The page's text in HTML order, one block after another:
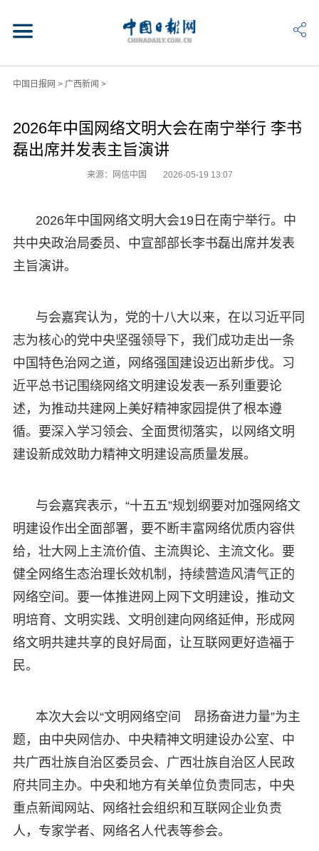
中国日报网 > 广西新闻 >
2026年中国网络文明大会在南宁举行 李书
磊出席并发表主旨演讲
来源：网信中国 2026-05-19 13:07
2026年中国网络文明大会19日在南宁举行。中
共中央政治局委员、中宣部部长李书磊出席并发表
主旨演讲。
与会嘉宾认为，党的十八大以来，在以习近平同
志为核心的党中央坚强领导下，我们成功走出一条
中国特色治网之道，网络强国建设迈出新步伐。习
近平总书记围绕网络文明建设发表一系列重要论
述，为推动共建网上美好精神家园提供了根本遵
循。要深入学习领会、全面贯彻落实，以网络文明
建设新成效助力精神文明建设高质量发展。
与会嘉宾表示，“十五五”规划纲要对加强网络文
明建设作出全面部署，要不断丰富网络优质内容供
给，壮大网上主流价值、主流舆论、主流文化。要
健全网络生态治理长效机制，持续营造风清气正的
网络空间。要一体推进网上网下文明建设，推动文
明培育、文明实践、文明创建向网络延伸，形成网
络文明共建共享的良好局面，让互联网更好造福于
民。
本次大会以“文明网络空间 昂扬奋进力量”为主
题，由中央网信办、中央精神文明建设办公室、中
共广西壮族自治区委员会、广西壮族自治区人民政
府共同主办。中央和地方有关单位负责同志，中央
重点新闻网站、网络社会组织和互联网企业负责
人，专家学者、网络名人代表等参会。